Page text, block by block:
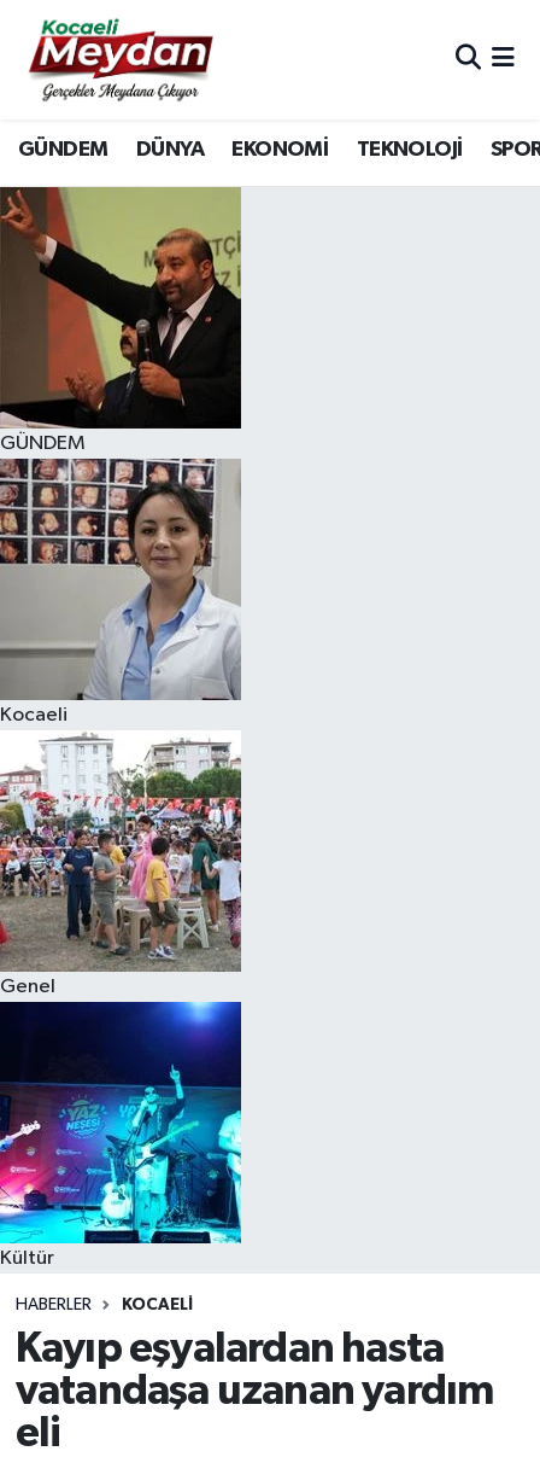
GÜNDEM DÜNYA EKONOMİ TEKNOLOJİ
GÜNDEM
Kocaeli
Genel
Kültür
HABERLER KOCAELI
Kayıp eşyalardan hasta
vatandaşa uzanan yardım
eli
Nöbetçi Eczaneler
Hava Durumu
Trafik Durumu
Süper Lig Puan Durumu ve Fikstür
Tüm Manşetler
Son Dakika Haberleri
Haber Arşivi